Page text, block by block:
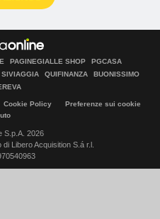
PAGINEGIALLE SHOP
PGCASA
SIVIAGGIA QUIFINANZA
BUONISSIMO
Cookie Policy
Preferenze sui cookie
S.p.A. 2026
Libero Acquisition S.á r.l.